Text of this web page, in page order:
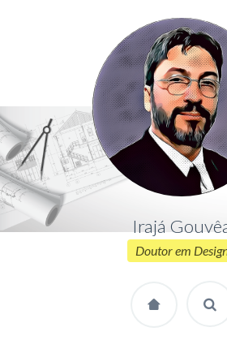
Irajá
Doutor em